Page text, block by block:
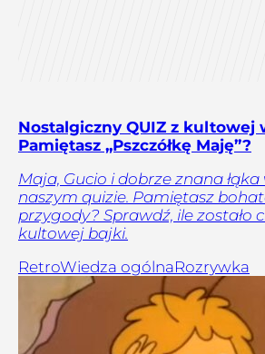
Nostalgiczny QUIZ z kultowej
Pamiętasz „Pszczółkę Maję”?
Maja, Gucio i dobrze znana
naszym quizie. Pamiętasz
przygody? Sprawdź, ile zostało
kultowej bajki.
RetroWiedza ogólnaRozrywka